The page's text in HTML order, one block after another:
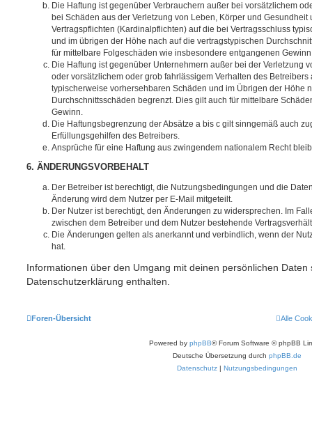
Die Haftung ist gegenüber Verbrauchern außer bei vorsätzlichem
bei Schäden aus der Verletzung von Leben, Körper und
Vertragspflichten (Kardinalpflichten) auf die bei Vertragsschluss
und im übrigen der Höhe nach auf die vertragstypischen
für mittelbare Folgeschäden wie insbesondere entgangenen
Die Haftung ist gegenüber Unternehmern außer bei der Verletzung
oder vorsätzlichem oder grob fahrlässigem Verhalten des Betreibers
typischerweise vorhersehbaren Schäden und im Übrigen der Höhe
Durchschnittsschäden begrenzt. Dies gilt auch für mittelbare
Gewinn.
Die Haftungsbegrenzung der Absätze a bis c gilt sinngemäß auch
Erfüllungsgehilfen des Betreibers.
Ansprüche für eine Haftung aus zwingendem nationalem Recht
6. ÄNDERUNGSVORBEHALT
Der Betreiber ist berechtigt, die Nutzungsbedingungen und die
Änderung wird dem Nutzer per E-Mail mitgeteilt.
Der Nutzer ist berechtigt, den Änderungen zu widersprechen. Im
zwischen dem Betreiber und dem Nutzer bestehende
Die Änderungen gelten als anerkannt und verbindlich, wenn der
hat.
Informationen über den Umgang mit deinen persönlichen Daten
Datenschutzerklärung enthalten.
Foren-Übersicht Alle
Powered by phpBB® Forum Software © phpBB
Deutsche Übersetzung durch phpBB.de
Datenschutz | Nutzungsbedingungen